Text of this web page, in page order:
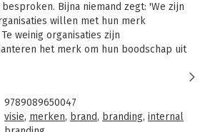
Bijna niemand zegt: 'We zijn
willen met hun merk
weinig organisaties zijn
het merk om hun boodschap uit
de consument verleid kan
relatie aangaan met hun klant. Die hun
waarmaken, omdat ze verbonden zijn
9789089650047
visie, merken, brand, branding, internal